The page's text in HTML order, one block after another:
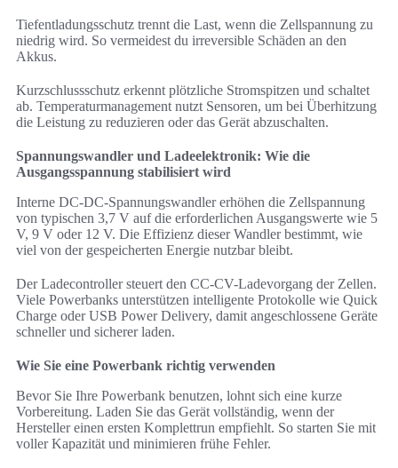
Tiefentladungsschutz trennt die Last, wenn die Zellspannung zu
niedrig wird. So vermeidest du irreversible Schäden an den
Akkus.
Kurzschlussschutz erkennt plötzliche Stromspitzen und schaltet
ab. Temperaturmanagement nutzt Sensoren, um bei Überhitzung
die Leistung zu reduzieren oder das Gerät abzuschalten.
Spannungswandler und Ladeelektronik: Wie die
Ausgangsspannung stabilisiert wird
Interne DC-DC-Spannungswandler erhöhen die Zellspannung
von typischen 3,7 V auf die erforderlichen Ausgangswerte wie 5
V, 9 V oder 12 V. Die Effizienz dieser Wandler bestimmt, wie
viel von der gespeicherten Energie nutzbar bleibt.
Der Ladecontroller steuert den CC-CV-Ladevorgang der Zellen.
Viele Powerbanks unterstützen intelligente Protokolle wie Quick
Charge oder USB Power Delivery, damit angeschlossene Geräte
schneller und sicherer laden.
Wie Sie eine Powerbank richtig verwenden
Bevor Sie Ihre Powerbank benutzen, lohnt sich eine kurze
Vorbereitung. Laden Sie das Gerät vollständig, wenn der
Hersteller einen ersten Komplettrun empfiehlt. So starten Sie mit
voller Kapazität und minimieren frühe Fehler.